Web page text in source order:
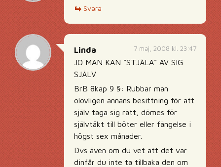
Svara
7 maj, 2008 kl. 23:47
Linda
JO MAN KAN ”STJÄLA” AV SIG
SJÄLV
BrB 8kap 9 §: Rubbar man
olovligen annans besittning för att
själv taga sig rätt, dömes för
självtäkt till böter eller fängelse i
högst sex månader.
Dvs även om du vet att det var
dinfår du inte ta tillbaka den om